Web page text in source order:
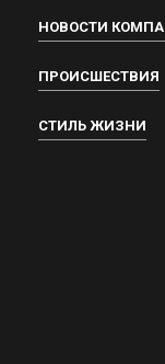
НОВОСТИ
ПРОИСШЕСТВИЯ
СТИЛЬ ЖИЗНИ